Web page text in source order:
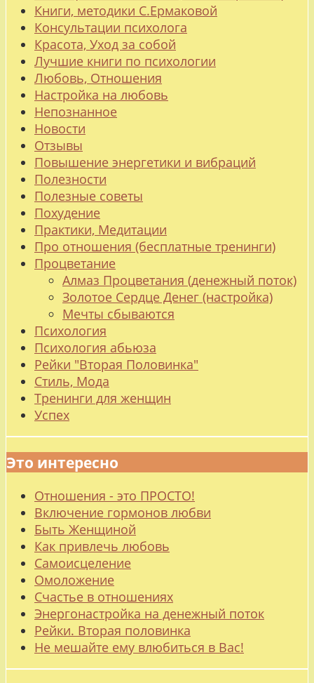
Книги, методики С.Ермаковой
Консультации психолога
Красота, Уход за собой
Лучшие книги по психологии
Любовь, Отношения
Настройка на любовь
Непознанное
Новости
Отзывы
Повышение энергетики и вибраций
Полезности
Полезные советы
Похудение
Практики, Медитации
Про отношения (бесплатные тренинги)
Процветание
Алмаз Процветания (денежный поток)
Золотое Сердце Денег (настройка)
Мечты сбываются
Психология
Психология абьюза
Рейки "Вторая Половинка"
Стиль, Мода
Тренинги для женщин
Успех
Это интересно
Отношения - это ПРОСТО!
Включение гормонов любви
Быть Женщиной
Как привлечь любовь
Самоисцеление
Омоложение
Счастье в отношениях
Энергонастройка на денежный поток
Рейки. Вторая половинка
Не мешайте ему влюбиться в Вас!